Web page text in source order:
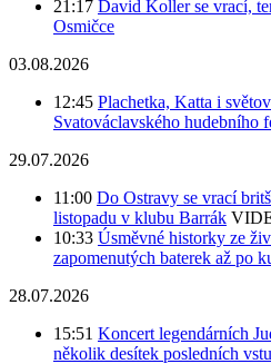
21:17 David Koller se vrací,
Osmičce
03.08.2026
12:45 Plachetka, Katta i
Svatováclavského hudebního
29.07.2026
11:00 Do Ostravy se vrací
listopadu v klubu Barrák
10:33 Úsměvné historky ze
zapomenutých baterek až po
28.07.2026
15:51 Koncert legendárních
několik desítek posledních